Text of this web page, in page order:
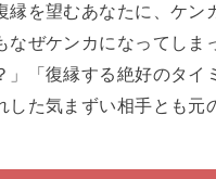
を望むあなたに、ケン
ぜケンカになってしま
「復縁する絶好のタイ
た気まずい相手とも元